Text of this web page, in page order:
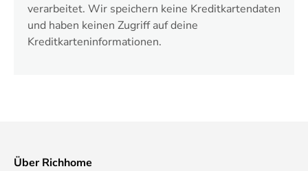
verarbeitet. Wir speichern keine Kreditkartendaten
und haben keinen Zugriff auf deine
Kreditkarteninformationen.
Über Richhome